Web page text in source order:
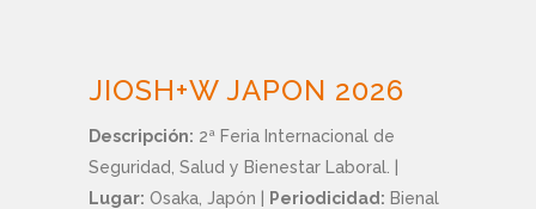
JIOSH+W JAPON 2026
Descripción: 2ª Feria Internacional de
Seguridad, Salud y Bienestar Laboral.
Lugar: Osaka, Japón Periodicidad: Bienal